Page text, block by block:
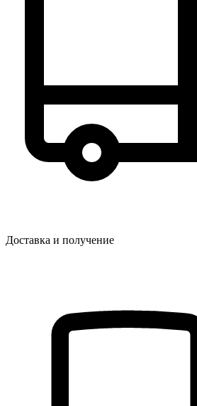
Доставка и получение